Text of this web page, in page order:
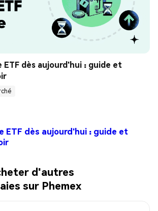
ETF dès aujourd'hui : guide et
ETF dès aujourd'hui : guide et
d'autres
sur Phemex